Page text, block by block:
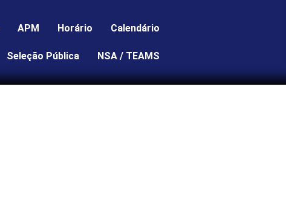
APM Horário Calendário
Seleção Pública NSA / TEAMS